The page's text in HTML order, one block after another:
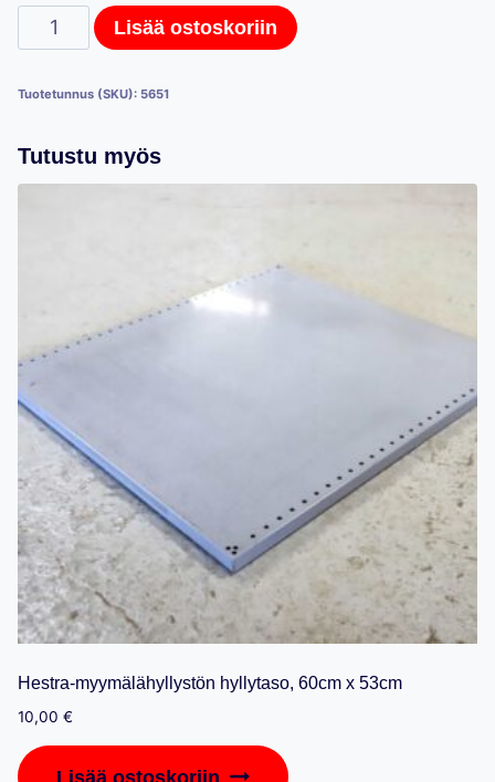
Hestra
myymälähyllystö
perusosa
Lisää ostoskoriin
Tuotetunnus (SKU): 5651
Tutustu myös
Hestra-myymälähyllystön hyllytaso, 60cm x 53cm
10,00 €